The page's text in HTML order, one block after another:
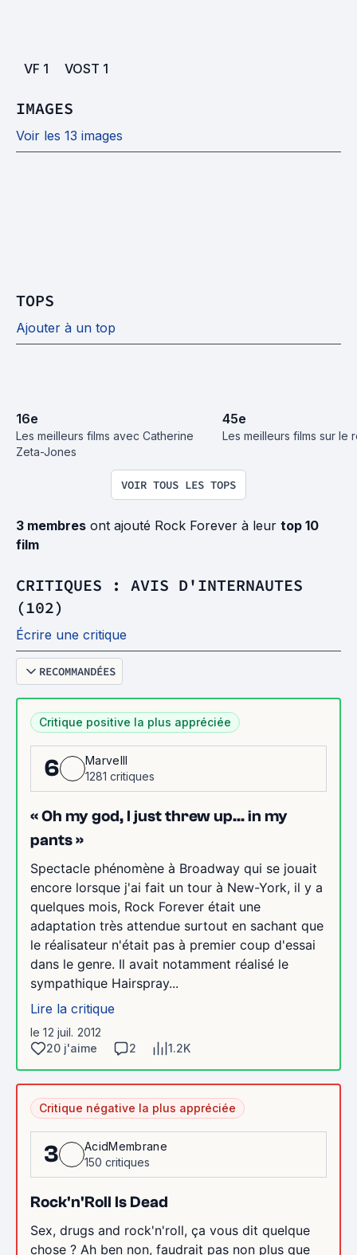
VF 1 VOST 1
IMAGES
Voir les 13 images
TOPS
Ajouter à un top
16e
Les meilleurs films avec Catherine
Zeta-Jones
45e
Les meilleurs films sur le
VOIR TOUS LES TOPS
3 membres ont ajouté Rock Forever à leur top 10
film
CRITIQUES : AVIS D'INTERNAUTES
(102)
Écrire une critique
RECOMMANDÉES
Critique positive la plus appréciée
6
Marvelll
1281 critiques
« Oh my god, I just threw up... in my
pants »
Spectacle phénomène à Broadway qui se jouait
encore lorsque j'ai fait un tour à New-York, il y a
quelques mois, Rock Forever était une
adaptation très attendue surtout en sachant que
le réalisateur n'était pas à premier coup d'essai
dans le genre. Il avait notamment réalisé le
sympathique Hairspray...
Lire la critique
le 12 juil. 2012
20 j'aime
2 1.2K
Critique négative la plus appréciée
3
AcidMembrane
150 critiques
Rock'n'Roll Is Dead
Sex, drugs and rock'n'roll, ça vous dit quelque
chose ? Ah ben non, faudrait pas non plus que